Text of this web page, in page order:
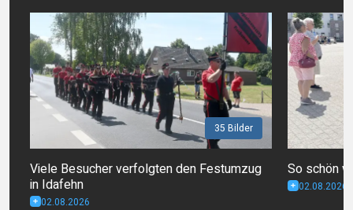
35 Bilder
Viele Besucher verfolgten den Festumzug
in Idafehn
02.08.2026
So schön
02.08.2026